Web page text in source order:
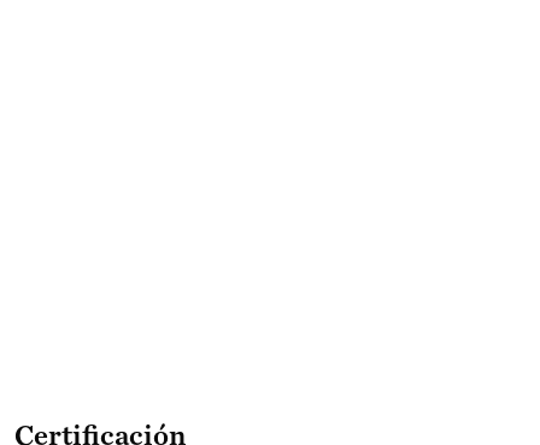
Certificación